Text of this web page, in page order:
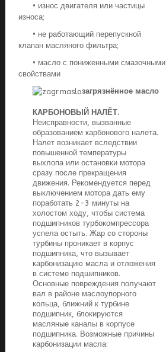
• износ двигателя или частицы
износа;
• не работающий перепускной
клапан масляного фильтра;
• масло с пониженными смазочными
свойствами
загрязнённое масло
КАРБОНОВЫЙ НАЛЁТ.
Неисправности, вызванные
образованием карбонового налета.
Налет возникает вследствии
повышенной температуры
выхлопа или остановки мотора
сразу после прекращения
движения. Рекомендуется перед
выключением мотора дать ему
поработать 2-3 минуты на
холостом ходу, чтобы система
подшипников турбокомпрессора
успела остыть. Жар со стороны
турбины проникает в корпус
подшипника, что вызывает
карбонизацию масла и отложения
в системе подшипников.
Основные повреждения получают
вал в районе маслоупорного
кольца, ближний к турбине
подшипник, блокируются
масляные каналы в корпусе
подшипника. Возможные причины
карбонизации масла: